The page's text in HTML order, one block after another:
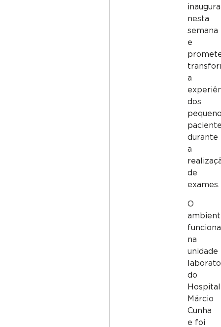
nesta
semana
e
a
dos
durante
a
de
exames.
O
funciona
na
unidade
do
Hospital
Márcio
Cunha
e foi